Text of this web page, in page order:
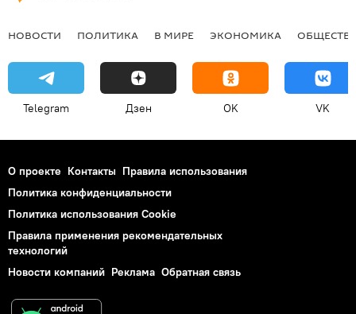
НОВОСТИ ПОЛИТИКА В МИРЕ ЭКОНОМИКА
Telegram Дзен OK VK
О проекте Контакты Правила использования
Политика конфиденциальности
Политика использования Cookie
Правила применения рекомендательных
технологий
Новости компаний Реклама Обратная связь